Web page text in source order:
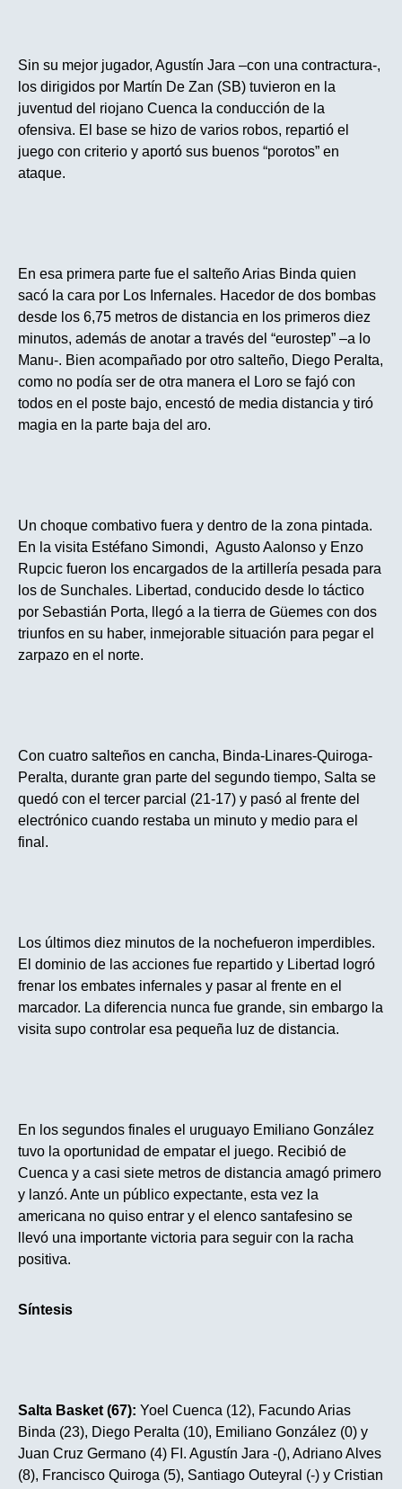
Sin su mejor jugador, Agustín Jara –con una contractura-,
los dirigidos por Martín De Zan (SB) tuvieron en la
juventud del riojano Cuenca la conducción de la
ofensiva. El base se hizo de varios robos, repartió el
juego con criterio y aportó sus buenos “porotos” en
ataque.
En esa primera parte fue el salteño Arias Binda quien
sacó la cara por Los Infernales. Hacedor de dos bombas
desde los 6,75 metros de distancia en los primeros diez
minutos, además de anotar a través del “eurostep” –a lo
Manu-. Bien acompañado por otro salteño, Diego Peralta,
como no podía ser de otra manera el Loro se fajó con
todos en el poste bajo, encestó de media distancia y tiró
magia en la parte baja del aro.
Un choque combativo fuera y dentro de la zona pintada.
En la visita Estéfano Simondi, Agusto Aalonso y Enzo
Rupcic fueron los encargados de la artillería pesada para
los de Sunchales. Libertad, conducido desde lo táctico
por Sebastián Porta, llegó a la tierra de Güemes con dos
triunfos en su haber, inmejorable situación para pegar el
zarpazo en el norte.
Con cuatro salteños en cancha, Binda-Linares-Quiroga-
Peralta, durante gran parte del segundo tiempo, Salta se
quedó con el tercer parcial (21-17) y pasó al frente del
electrónico cuando restaba un minuto y medio para el
final.
Los últimos diez minutos de la nochefueron imperdibles.
El dominio de las acciones fue repartido y Libertad logró
frenar los embates infernales y pasar al frente en el
marcador. La diferencia nunca fue grande, sin embargo la
visita supo controlar esa pequeña luz de distancia.
En los segundos finales el uruguayo Emiliano González
tuvo la oportunidad de empatar el juego. Recibió de
Cuenca y a casi siete metros de distancia amagó primero
y lanzó. Ante un público expectante, esta vez la
americana no quiso entrar y el elenco santafesino se
llevó una importante victoria para seguir con la racha
positiva.
Síntesis
Salta Basket (67): Yoel Cuenca (12), Facundo Arias
Binda (23), Diego Peralta (10), Emiliano González (0) y
Juan Cruz Germano (4) FI. Agustín Jara -(), Adriano Alves
(8), Francisco Quiroga (5), Santiago Outeyral (-) y Cristian